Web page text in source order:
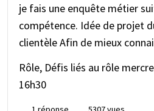
je fais une enquête métier
compétence. Idée de projet
clientèle Afin de mieux
Rôle, Défis liés au rôle
16h30